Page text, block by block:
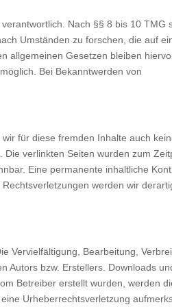
Nach §§ 8 bis 10 TMG
Umständen zu forschen, die auf
allgemeinen Gesetzen bleiben
Bei Bekanntwerden von
für diese fremden Inhalte auch
verlinkten Seiten wurden zum
Eine permanente inhaltliche
werden wir
Vervielfältigung, Bearbeitung,
Autors bzw. Erstellers. Downloads
Betreiber erstellt wurden, werden
Urheberrechtsverletzung